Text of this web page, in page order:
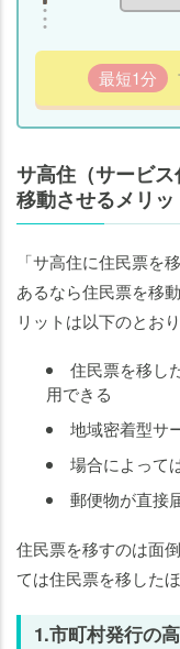
最短1分
サ高住（サービ
移動させるメリッ
「サ高住に住民票を
あるなら住民票を移
リットは以下のとおり
住民票を移し
用できる
地域密着型サ
場合によって
郵便物が直接
住民票を移すのは面
ては住民票を移した
1.市町村発行の